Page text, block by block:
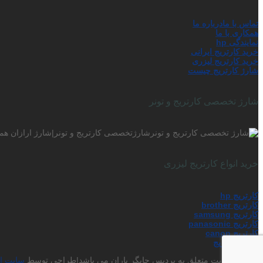
تماس با مادرباره ما
همکاری با ما
نمایندگی hp
خرید کارتریج ایرانی
خرید کارتریج لیزری
شارژ کارتریج چیست
شارژ تخصصی کارتریج و تونر
شارژتخصصی کارتریج و تونر|شارژ ارازان
خرید انواع کارتریج لیزری
کارتریج hp
کارتریج brother
کارتریج samsung
کارتریج panasonic
کارتریج canon
شارژ کارتریج
حق کپی رایت متعلق به پردیس چاپگر باران می باشد|طراحی توسط سایت